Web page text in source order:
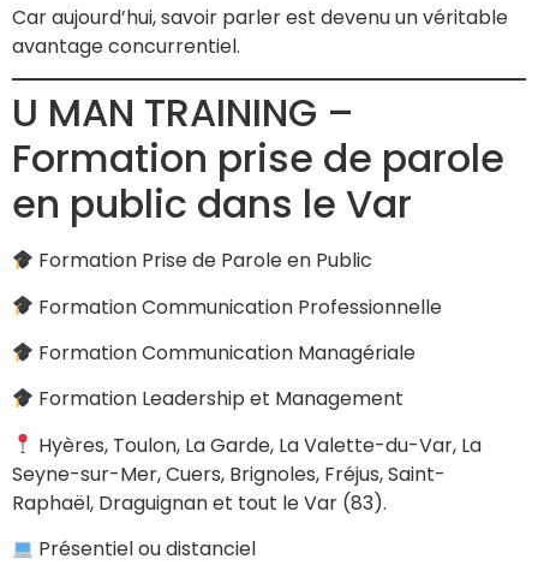
Car aujourd’hui, savoir parler est devenu un véritable
avantage concurrentiel.
U MAN TRAINING –
Formation prise de parole
en public dans le Var
Formation Prise de Parole en Public
Formation Communication Professionnelle
Formation Communication Managériale
Formation Leadership et Management
Hyères, Toulon, La Garde, La Valette-du-Var, La
Seyne-sur-Mer, Cuers, Brignoles, Fréjus, Saint-
Raphaël, Draguignan et tout le Var (83).
Présentiel ou distanciel